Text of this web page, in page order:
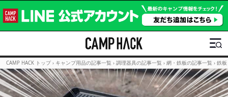
CAMP HACK トップ › キャンプ用品の記事一覧 › 調理器具の記事一覧 › 網・鉄板の記事一覧 › 鉄